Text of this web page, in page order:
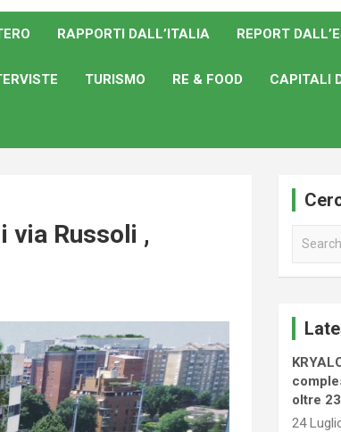
RAPPORTI DALL’ITALIA REPORT
TURISMO RE & FOOD CAPITALI
via Russoli ,
oltre
24